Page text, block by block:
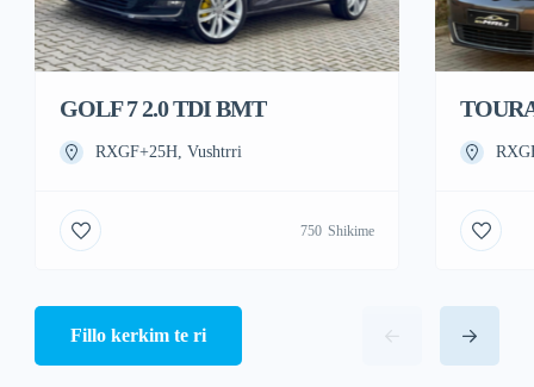
GOLF 7 2.0 TDI BMT
RXGF+25H, Vushtrri
750 Shikime
Fillo kerkim te ri